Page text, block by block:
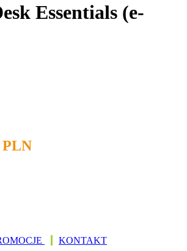
Essentials (e-
PLN
KONTAKT